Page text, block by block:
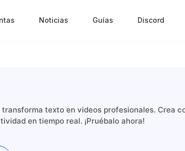
Noticias Guías Discord
transforma texto en videos profesionales. Crea
en tiempo real. ¡Pruébalo ahora!